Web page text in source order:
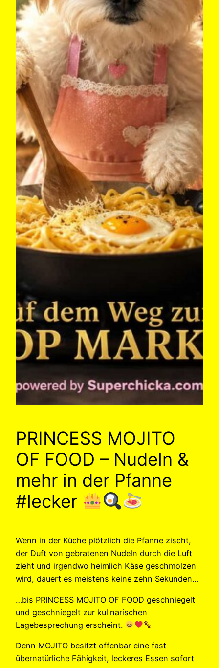
PRINCESS MOJITO
OF FOOD – Nudeln &
mehr in der Pfanne
#lecker
Wenn in der Küche plötzlich die Pfanne zischt,
der Duft von gebratenen Nudeln durch die Luft
zieht und irgendwo heimlich Käse geschmolzen
wird, dauert es meistens keine zehn Sekunden…
…bis PRINCESS MOJITO OF FOOD geschniegelt
und geschniegelt zur kulinarischen
Lagebesprechung erscheint.
Denn MOJITO besitzt offenbar eine fast
übernatürliche Fähigkeit, leckeres Essen sofort